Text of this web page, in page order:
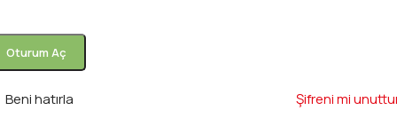
Oturum Aç
Şifreni mi
Beni hatırla